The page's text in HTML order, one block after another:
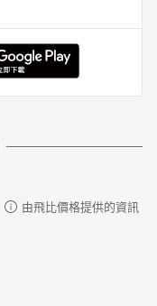
由飛比價格提供的資訊